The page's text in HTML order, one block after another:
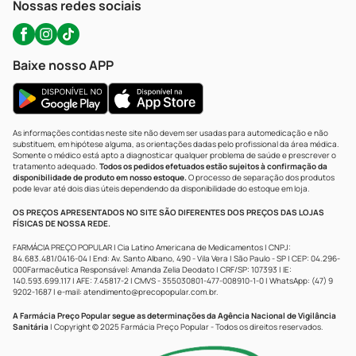
Nossas redes sociais
Baixe nosso APP
As informações contidas neste site não devem ser usadas para automedicação e não
substituem, em hipótese alguma, as orientações dadas pelo profissional da área médica.
Somente o médico está apto a diagnosticar qualquer problema de saúde e prescrever o
tratamento adequado. Todos os pedidos efetuados estão sujeitos à confirmação da
disponibilidade de produto em nosso estoque.O processo de separação dos produtos
pode levar até dois dias úteis dependendo da disponibilidade do estoque em loja.
OS PREÇOS APRESENTADOS NO SITE SÃO DIFERENTES DOS PREÇOS DAS LOJAS
FÍSICAS DE NOSSA REDE.
FARMÁCIA PREÇO POPULAR | Cia Latino Americana de Medicamentos | CNPJ:
84.683.481/0416-04 | End: Av. Santo Albano, 490 - Vila Vera | São Paulo - SP | CEP: 04.296-
000Farmacêutica Responsável: Amanda Zelia Deodato | CRF/SP: 107393 | IE:
140.593.699.117 | AFE: 7.45817-2 | CMVS - 355030801-477-008910-1-0 | WhatsApp: (47) 9
9202-1687 | e-mail: atendimento@precopopular.com.br.
A Farmácia Preço Popular segue as determinações da Agência Nacional de Vigilância
Sanitária | Copyright © 2025 Farmácia Preço Popular - Todos os direitos reservados.